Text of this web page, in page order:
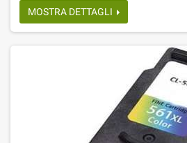
MOSTRA DETTAGLI